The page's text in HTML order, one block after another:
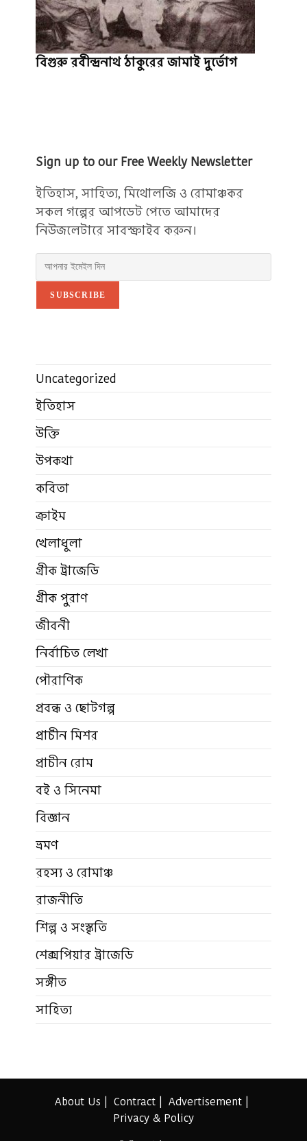
বিগুরু রবীন্দ্রনাথ ঠাকুরের জামাই দুর্ভোগ
Sign up to our Free Weekly Newsletter
ইতিহাস, সাহিত্য, মিথোলজি ও রোমাঞ্চকর
সকল গল্পের আপডেট পেতে আমাদের
নিউজলেটারে সাবস্ক্রাইব করুন।
SUBSCRIBE
Uncategorized
ইতিহাস
উক্তি
উপকথা
কবিতা
ক্রাইম
খেলাধুলা
গ্রীক ট্রাজেডি
গ্রীক পুরাণ
জীবনী
নির্বাচিত লেখা
পৌরাণিক
প্রবন্ধ ও ছোটগল্প
প্রাচীন মিশর
প্রাচীন রোম
বই ও সিনেমা
বিজ্ঞান
ভ্রমণ
রহস্য ও রোমাঞ্চ
রাজনীতি
শিল্প ও সংস্কৃতি
শেক্সপিয়ার ট্রাজেডি
সঙ্গীত
সাহিত্য
About Us Contract
Advertisement
Privacy & Policy